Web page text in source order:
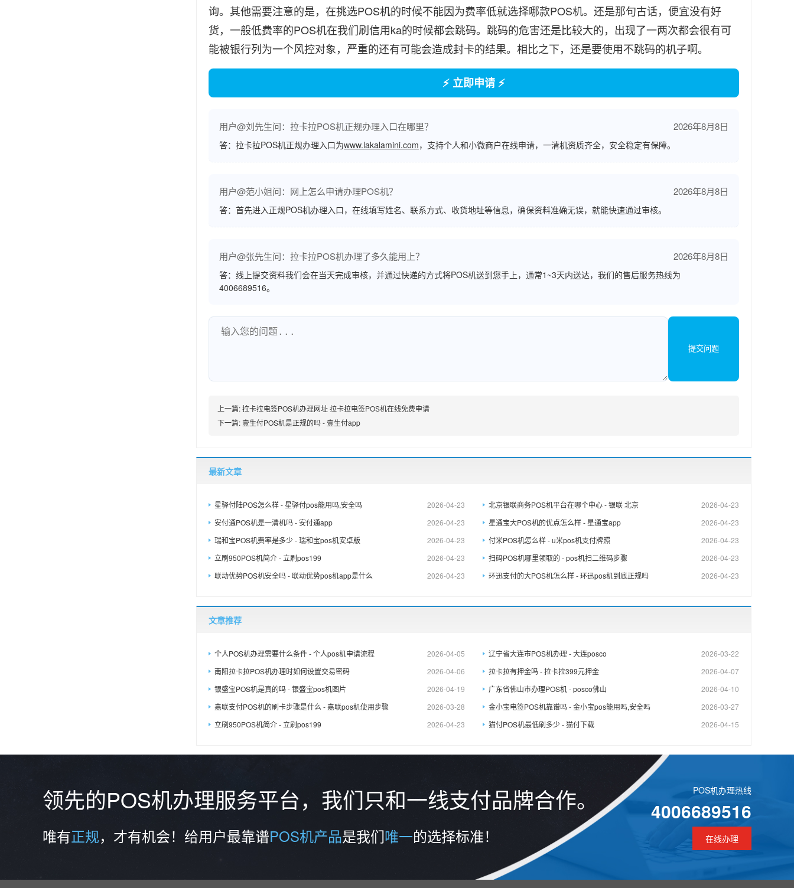
询。其他需要注意的是，在挑选POS机的时候不能因为费率低就选择哪款POS机。还是那句古话，便宜没有好
货，一般低费率的POS机在我们刷信用ka的时候都会跳码。跳码的危害还是比较大的，出现了一两次都会很有可
能被银行列为一个风控对象，严重的还有可能会造成封卡的结果。相比之下，还是要使用不跳码的机子啊。
⚡ 立即申请 ⚡
用户@刘先生问：拉卡拉POS机正规办理入口在哪里？ 2026年8月8日
答：拉卡拉POS机正规办理入口为www.lakalamini.com，支持个人和小微商户在线申请，一清机资质齐全，安全稳定有保障。
用户@范小姐问：网上怎么申请办理POS机？ 2026年8月8日
答：首先进入正规POS机办理入口，在线填写姓名、联系方式、收货地址等信息，确保资料准确无误，就能快速通过审核。
用户@张先生问：拉卡拉POS机办理了多久能用上？ 2026年8月8日
答：线上提交资料我们会在当天完成审核，并通过快递的方式将POS机送到您手上，通常1~3天内送达，我们的售后服务热线为
4006689516。
提交问题
上一篇:拉卡拉电签POS机办理网址 拉卡拉电签POS机在线免费申请
下一篇:壹生付POS机是正规的吗 - 壹生付app
最新文章
2026-04-23
星驿付陆POS怎么样 - 星驿付pos能用吗,安全吗 2026-04-23
北京银联商务POS机平台在哪个中心 - 银联 北京
2026-04-23
安付通POS机是一清机吗 - 安付通app 2026-04-23
星通宝大POS机的优点怎么样 - 星通宝app
2026-04-23
瑞和宝POS机费率是多少 - 瑞和宝pos机安卓版 2026-04-23
付米POS机怎么样 - u米pos机支付牌照
2026-04-23
立刷950POS机简介 - 立刷pos199 2026-04-23
扫码POS机哪里领取的 - pos机扫二维码步骤
2026-04-23
联动优势POS机安全吗 - 联动优势pos机app是什么 2026-04-23
环迅支付的大POS机怎么样 - 环迅pos机到底正规吗
文章推荐
2026-04-05
个人POS机办理需要什么条件 - 个人pos机申请流程 2026-03-22
辽宁省大连市POS机办理 - 大连posco
2026-04-06
南阳拉卡拉POS机办理时如何设置交易密码 2026-04-07
拉卡拉有押金吗 - 拉卡拉399元押金
2026-04-19
银盛宝POS机是真的吗 - 银盛宝pos机图片 2026-04-10
广东省佛山市办理POS机 - posco佛山
2026-03-28
嘉联支付POS机的刷卡步骤是什么 - 嘉联pos机使用步骤 2026-03-27
金小宝电签POS机靠谱吗 - 金小宝pos能用吗,安全吗
2026-04-23
立刷950POS机简介 - 立刷pos199 2026-04-15
猫付POS机最低刷多少 - 猫付下载
领先的POS机办理服务平台，我们只和一线支付品牌合作。
唯有正规，才有机会！给用户最靠谱POS机产品是我们唯一的选择标准！
POS机办理热线
4006689516
在线办理